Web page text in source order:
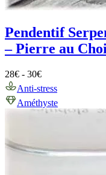
Pendentif
– Pierre au
28€ - 30€
Anti-stress
Améthyste